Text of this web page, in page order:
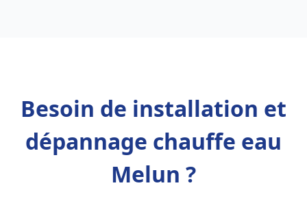
Besoin de installation et
dépannage chauffe eau
Melun ?